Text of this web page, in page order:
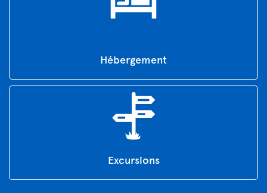
Hébergement
Excursions